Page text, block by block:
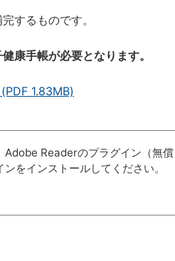
するものです。
康手帳が必要となります。
1.83MB)
Readerのプラグイン（無
をインストールしてください。